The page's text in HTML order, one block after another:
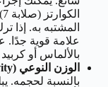
المشتبه به. إذا
علامة قوية
بالألماس أو
الوزن النوعي (Specific Gravity):